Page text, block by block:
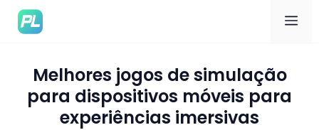
Melhores jogos de simulação
para dispositivos móveis para
experiências imersivas